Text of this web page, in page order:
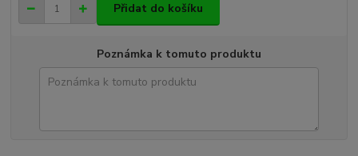
Přidat do košíku
Poznámka k tomuto produktu